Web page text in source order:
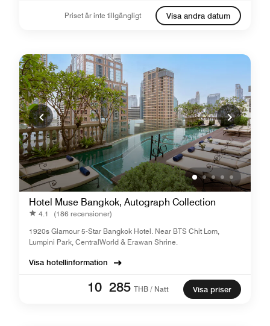
Priset är inte tillgängligt Visa andra datum
Hotel Muse Bangkok, Autograph Collection
4.1
(186 recensioner)
1920s Glamour 5-Star Bangkok Hotel. Near BTS Chit Lom,
Lumpini Park, CentralWorld & Erawan Shrine.
Visa hotellinformation
10 285 THB / Natt Visa priser